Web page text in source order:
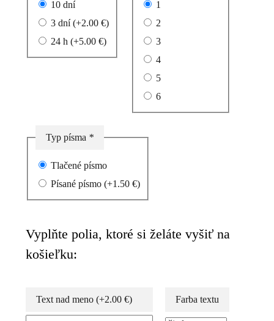
10 dní
3 dní(+2.00 €)
24 h (+5.00 €)
1
2
3
4
5
6
Typ písma *
Tlačené písmo
Písané písmo (+1.50 €)
Vyplňte polia, ktoré si želáte vyšiť na
košieľku:
Text nad meno (+2.00 €) Farba textu